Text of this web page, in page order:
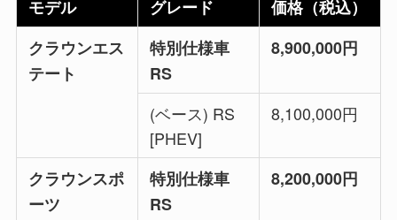
モデル グレード
価格（税込）
クラウンエス
テート
特別仕様車
RS
8,900,000円
(ベース) RS
[PHEV]
8,100,000円
クラウンスポ
ーツ
特別仕様車
RS
8,200,000円